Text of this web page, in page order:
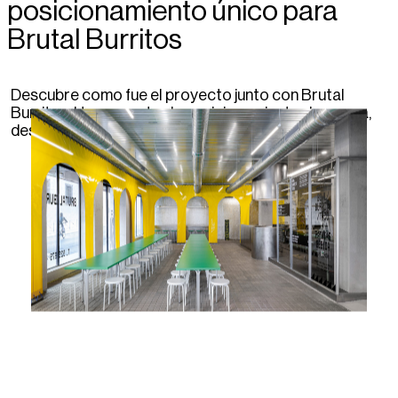
posicionamiento único para
Brutal Burritos
Descubre como fue el proyecto junto con Brutal
Burritos. Un proyecto de posicionamiento de marca,
desarrollando un concepto disruptivo y coherente.